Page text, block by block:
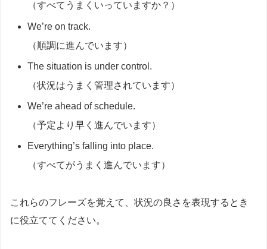
（すべてうまくいっていますか？）
We’re on track.
（順調に進んでいます）
The situation is under control.
（状況はうまく管理されています）
We’re ahead of schedule.
（予定より早く進んでいます）
Everything’s falling into place.
（すべてがうまく進んでいます）
これらのフレーズを覚えて、状況の良さを表現するとき
に役立ててください。